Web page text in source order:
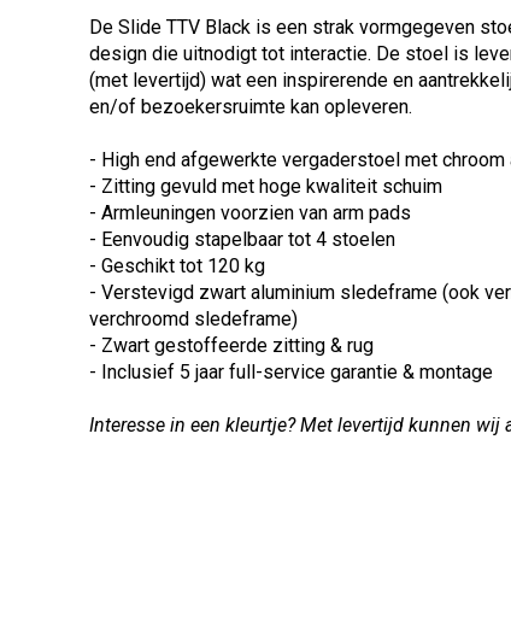
De Slide TTV Black is een strak vormgegeven
design die uitnodigt tot interactie. De stoel is
(met levertijd) wat een inspirerende en
en/of bezoekersruimte kan opleveren.
- High end afgewerkte vergaderstoel met chroom
- Zitting gevuld met hoge kwaliteit schuim
- Armleuningen voorzien van arm pads
- Eenvoudig stapelbaar tot 4 stoelen
- Geschikt tot 120 kg
- Verstevigd zwart aluminium sledeframe (ook
verchroomd sledeframe)
- Zwart gestoffeerde zitting & rug
- Inclusief 5 jaar full-service garantie & montage
Interesse in een kleurtje? Met levertijd kunnen wij